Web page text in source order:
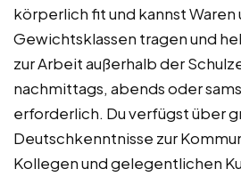
körperlich fit und kannst
Gewichtsklassen tragen und
zur Arbeit außerhalb der
nachmittags, abends oder
erforderlich. Du verfügst über
Deutschkenntnisse zur
Kollegen und gelegentlichen